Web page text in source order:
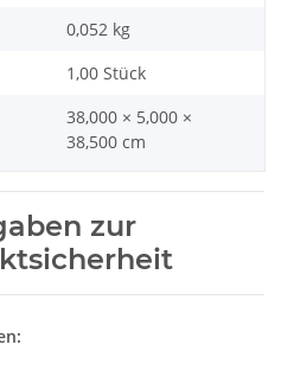
0,052 kg
1,00 Stück
38,000 × 5,000 ×
38,500 cm
zur